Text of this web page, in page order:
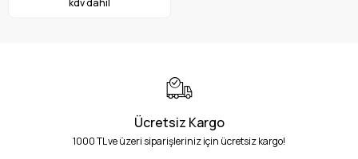
Ücretsiz Kargo
1000 TL ve üzeri siparişleriniz için ücretsiz kargo!